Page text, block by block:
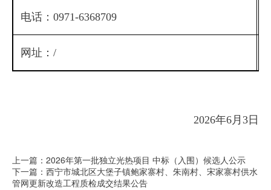
电话：0971-6368709
网址：/
2026年6月3日
上一篇：2026年第一批独立光热项目 中标（入围）候选人公示
下一篇：西宁市城北区大堡子镇鲍家寨村、朱南村、宋家寨村供水
管网更新改造工程质检成交结果公告